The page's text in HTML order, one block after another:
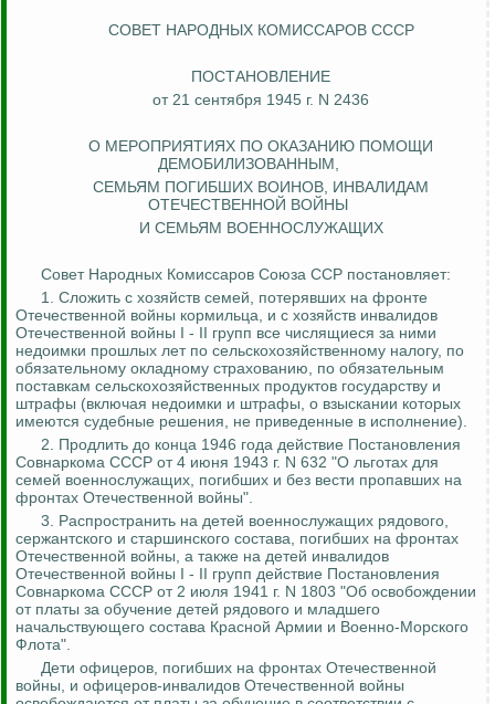
СОВЕТ НАРОДНЫХ КОМИССАРОВ СССР
ПОСТАНОВЛЕНИЕ
от 21 сентября 1945 г. N 2436
О МЕРОПРИЯТИЯХ ПО ОКАЗАНИЮ ПОМОЩИ
ДЕМОБИЛИЗОВАННЫМ,
СЕМЬЯМ ПОГИБШИХ ВОИНОВ, ИНВАЛИДАМ
ОТЕЧЕСТВЕННОЙ ВОЙНЫ
И СЕМЬЯМ ВОЕННОСЛУЖАЩИХ
Совет Народных Комиссаров Союза ССР постановляет:
1. Сложить с хозяйств семей, потерявших на фронте
Отечественной войны кормильца, и с хозяйств инвалидов
Отечественной войны I - II групп все числящиеся за ними
недоимки прошлых лет по сельскохозяйственному налогу, по
обязательному окладному страхованию, по обязательным
поставкам сельскохозяйственных продуктов государству и
штрафы (включая недоимки и штрафы, о взыскании которых
имеются судебные решения, не приведенные в исполнение).
2. Продлить до конца 1946 года действие Постановления
Совнаркома СССР от 4 июня 1943 г. N 632 "О льготах для
семей военнослужащих, погибших и без вести пропавших на
фронтах Отечественной войны".
3. Распространить на детей военнослужащих рядового,
сержантского и старшинского состава, погибших на фронтах
Отечественной войны, а также на детей инвалидов
Отечественной войны I - II групп действие Постановления
Совнаркома СССР от 2 июля 1941 г. N 1803 "Об освобождении
от платы за обучение детей рядового и младшего
начальствующего состава Красной Армии и Военно-Морского
Флота".
Дети офицеров, погибших на фронтах Отечественной
войны, и офицеров-инвалидов Отечественной войны